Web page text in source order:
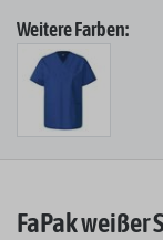
Weitere Farben:
FaPak weißer